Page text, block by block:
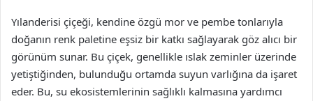
Yılanderisi çiçeği, kendine özgü mor ve pembe tonlarıyla
doğanın renk paletine eşsiz bir katkı sağlayarak göz alıcı bir
görünüm sunar. Bu çiçek, genellikle ıslak zeminler üzerinde
yetiştiğinden, bulunduğu ortamda suyun varlığına da işaret
eder. Bu, su ekosistemlerinin sağlıklı kalmasına yardımcı